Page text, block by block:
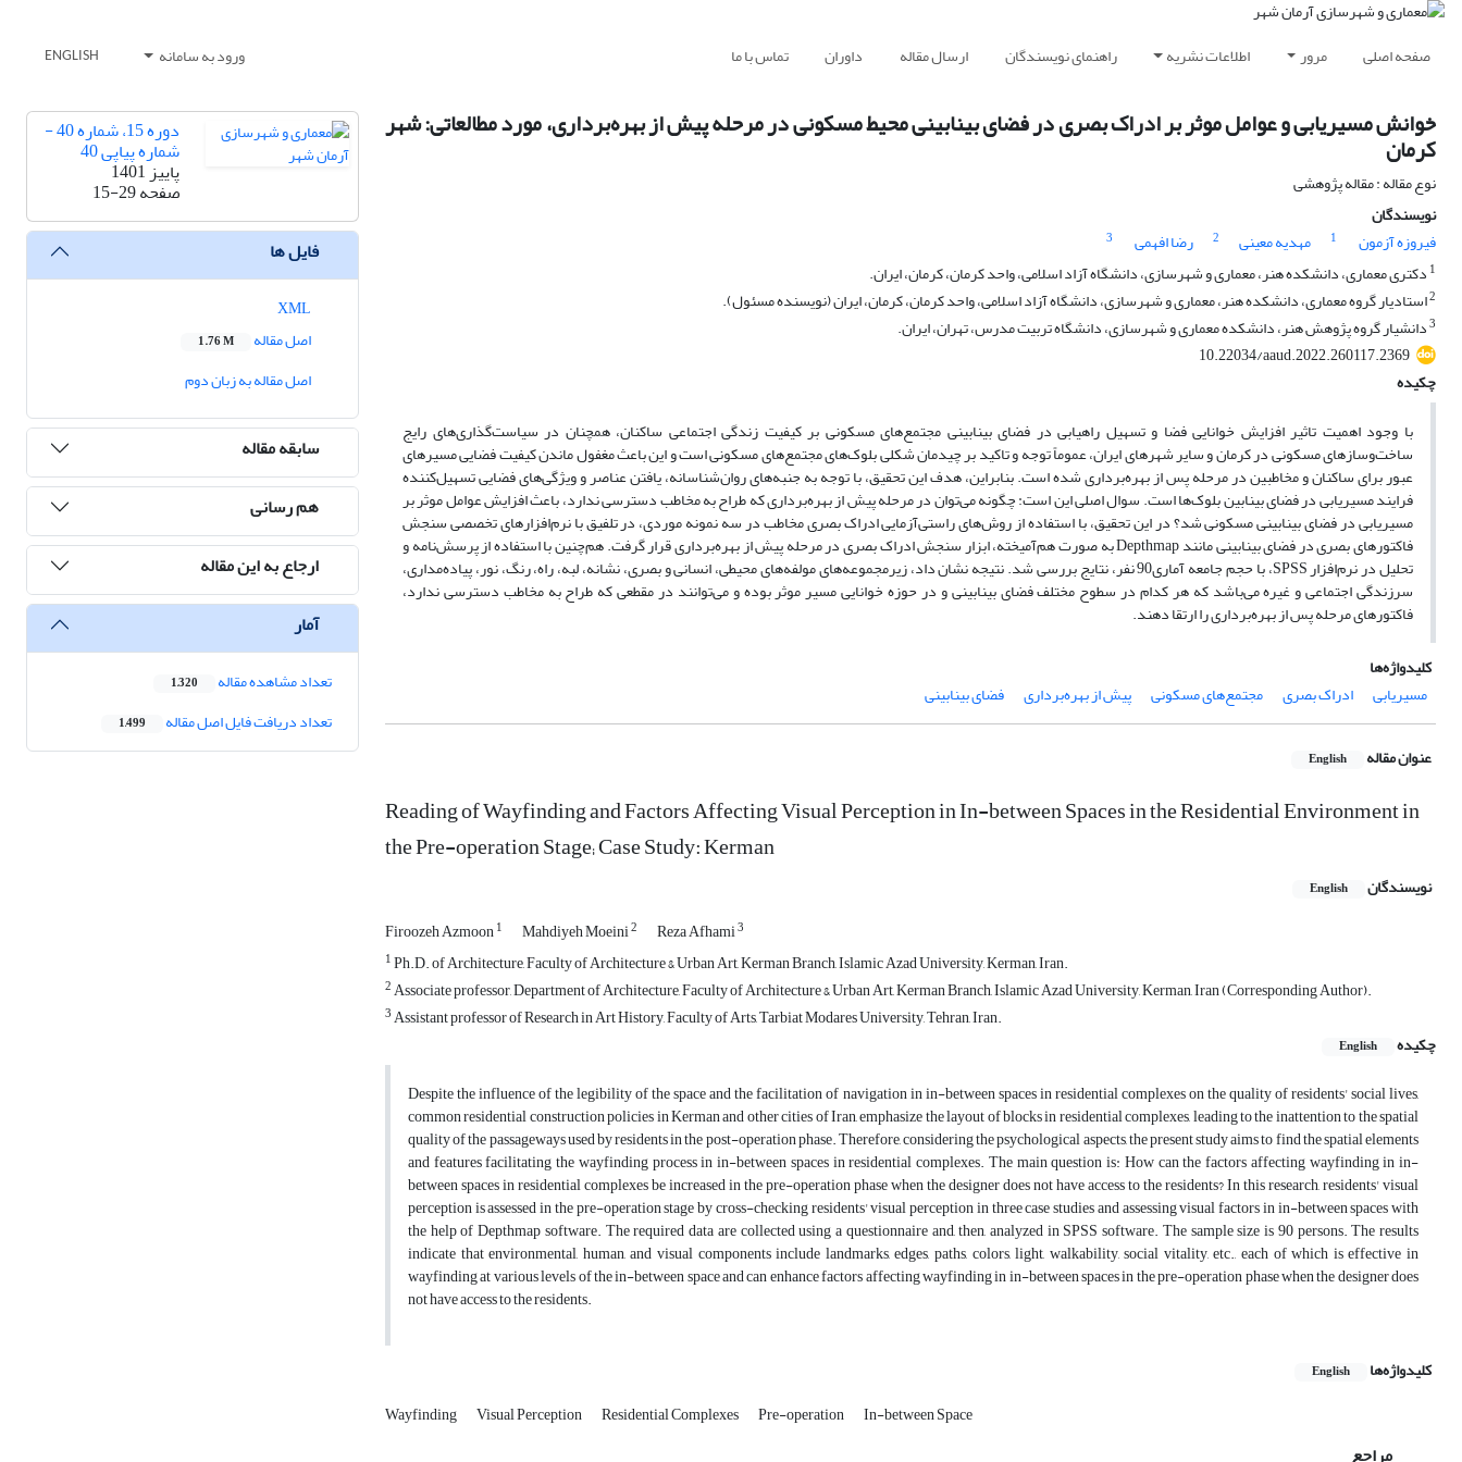
صفحه اصلی مرور اطلاعات نشریه راهنمای نویسندگان ارسال مقاله داوران تماس با ما ورود به سامانه ENGLISH
خوانش مسیریابی و عوامل موثر بر ادراک بصری در فضای بینابینی محیط مسکونی در مرحله پیش از بهره‌برداری، مورد مطالعاتی: شهر
کرمان
نوع مقاله : مقاله پژوهشی
نویسندگان
فیروزه آزمون
1 مهدیه معینی 2 رضا افهمی
3
1 دکتری معماری، دانشکده هنر، معماری و شهرسازی، دانشگاه آزاد اسلامی، واحد کرمان، کرمان، ایران.
2استادیار گروه معماری، دانشکده هنر، معماری و شهرسازی، دانشگاه آزاد اسلامی، واحد کرمان، کرمان، ایران (نویسنده مسئول).
3دانشیار گروه پژوهش هنر، دانشکده معماری و شهرسازی، دانشگاه تربیت مدرس، تهران، ایران.
10.22034/aaud.2022.260117.2369
چکیده
با وجود اهمیت تاثیر افزایش خوانایی فضا و تسهیل راهیابی در فضای بینابینی مجتمع‌های مسکونی بر کیفیت زندگی اجتماعی ساکنان، همچنان در سیاست‌گذاری‌های رایج
ساخت‌وساز‌های مسکونی در کرمان و سایر شهرهای ایران، عموماً توجه و تاکید بر چیدمان شکلی بلوک‌های مجتمع‌های مسکونی است و این باعث مغفول ماندن کیفیت فضایی مسیرهای
عبور برای ساکنان و مخاطبین در مرحله پس از بهره‌برداری شده است. بنابراین، هدف این تحقیق، با توجه به جنبه‌های روان‌شناسانه، یافتن عناصر و ویژگی‌های فضایی تسهیل‌کننده
فرایند مسیریابی در فضای بینابین بلوک‌ها است. سوال اصلی این است: چگونه می‌توان در مرحله پیش از بهره‌برداری که طراح به مخاطب دسترسی ندارد، باعث افزایش عوامل موثر بر
مسیریابی در فضای بینابینی مسکونی شد؟ در این تحقیق، با استفاده از روش‌های راستی‌آزمایی ادراک بصری مخاطب در سه نمونه موردی، در تلفیق با نرم‌افزارهای تخصصی سنجش
فاکتورهای بصری در فضای بینابینی مانند Depthmap به صورت هم‌آمیخته، ابزار سنجش ادراک بصری در مرحله پیش از بهره‌برداری قرار گرفت. هم‌چنین با استفاده از پرسش‌نامه و
تحلیل در نرم‌افزار SPSS، با حجم جامعه آماری90 نفر، نتایج بررسی شد. نتیجه نشان داد، زیر‌مجموعه‌های مولفه‌های محیطی، انسانی و بصری، نشانه، لبه، راه، رنگ، نور، پیاده‌مداری،
سرزندگی اجتماعی و غیره می‌باشد که هر کدام در سطوح مختلف فضای بینابینی و در حوزه خوانایی مسیر موثر بوده و می‌توانند در مقطعی که طراح به مخاطب دسترسی ندارد،
فاکتورهای مرحله پس از بهره‌برداری را ارتقا دهند.
کلیدواژه‌ها
مسیریابی
ادراک بصری مجتمع‌های مسکونی پیش از بهره‌برداری فضای بینابینی
عنوان مقاله English
Reading of Wayfinding and Factors Affecting Visual Perception in In-between Spaces in the Residential Environment in
the Pre-operation Stage; Case Study: Kerman
نویسندگان English
Firoozeh Azmoon1 Mahdiyeh Moeini2 Reza Afhami3
1Ph.D. of Architecture, Faculty of Architecture & Urban Art, Kerman Branch, Islamic Azad University, Kerman, Iran.
2Associate professor, Department of Architecture, Faculty of Architecture & Urban Art, Kerman Branch, Islamic Azad University, Kerman, Iran (Corresponding Author).
3Assistant professor of Research in Art History, Faculty of Arts, Tarbiat Modares University, Tehran, Iran.
چکیده
English
Despite the influence of the legibility of the space and the facilitation of navigation in in-between spaces in residential complexes on the quality of residents' social lives,
common residential construction policies in Kerman and other cities of Iran, emphasize the layout of blocks in residential complexes, leading to the inattention to the spatial
quality of the passageways used by residents in the post-operation phase. Therefore, considering the psychological aspects, the present study aims to find the spatial elements
and features facilitating the wayfinding process in in-between spaces in residential complexes. The main question is: How can the factors affecting wayfinding in in-
between spaces in residential complexes be increased in the pre-operation phase when the designer does not have access to the residents? In this research, residents' visual
perception is assessed in the pre-operation stage by cross-checking residents' visual perception in three case studies and assessing visual factors in in-between spaces with
the help of Depthmap software. The required data are collected using a questionnaire and, then, analyzed in SPSS software. The sample size is 90 persons. The results
indicate that environmental, human, and visual components include landmarks, edges, paths, colors, light, walkability, social vitality, etc., each of which is effective in
wayfinding at various levels of the in-between space and can enhance factors affecting wayfinding in in-between spaces in the pre-operation phase when the designer does
not have access to the residents.
کلیدواژه‌ها English
Wayfinding Visual Perception Residential Complexes Pre-operation In-between Space
دوره 15، شماره 40 -
شماره پیاپی 40
پاییز 1401
صفحه15-29
فایل ها
اصل مقاله
1.76 M
اصل مقاله به زبان دوم
سابقه مقاله
هم رسانی
ارجاع به این مقاله
آمار
تعداد مشاهده مقاله 1,320
تعداد دریافت فایل اصل مقاله 1,499